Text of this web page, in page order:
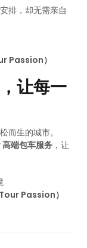
排，却无需亲自
Passion）
让每一
生的城市。
端包车服务 ，让
Passion）